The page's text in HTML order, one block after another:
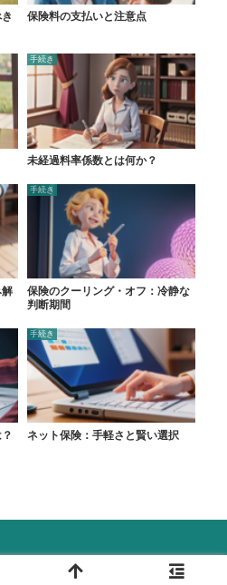
保険料の支払いと注意点
手続き
未経過料率係数とは何か？
手続き
保険のクーリング・オフ：冷静な
判断期間
手続き
ネット保険：手軽さと賢い選択
保険ラボ.